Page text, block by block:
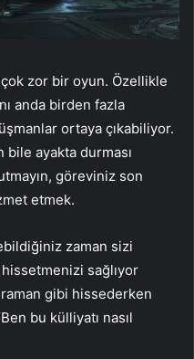
zor bir oyun. Özellikle
anda birden fazla
ortaya çıkabiliyor.
bile ayakta durması
göreviniz son
etmek.
zaman sizi
sağlıyor
gibi hissederken
bu külliyatı nasıl